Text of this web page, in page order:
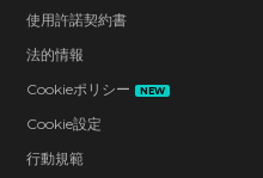
使用許諾契約書
法的情報
Cookieポリシー
NEW
Cookie設定
行動規範